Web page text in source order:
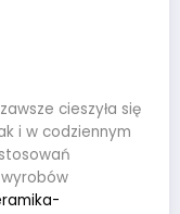
cieszyła się
i w codziennym